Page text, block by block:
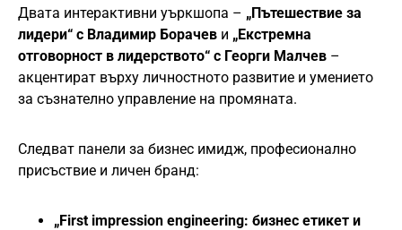
Двата интерактивни уъркшопа – „Пътешествие за
лидери“ с Владимир Борачев и „Екстремна
отговорност в лидерството“ с Георги Малчев –
акцентират върху личностното развитие и умението
за съзнателно управление на промяната.
Следват панели за бизнес имидж, професионално
присъствие и личен бранд:
„First impression engineering: бизнес етикет и